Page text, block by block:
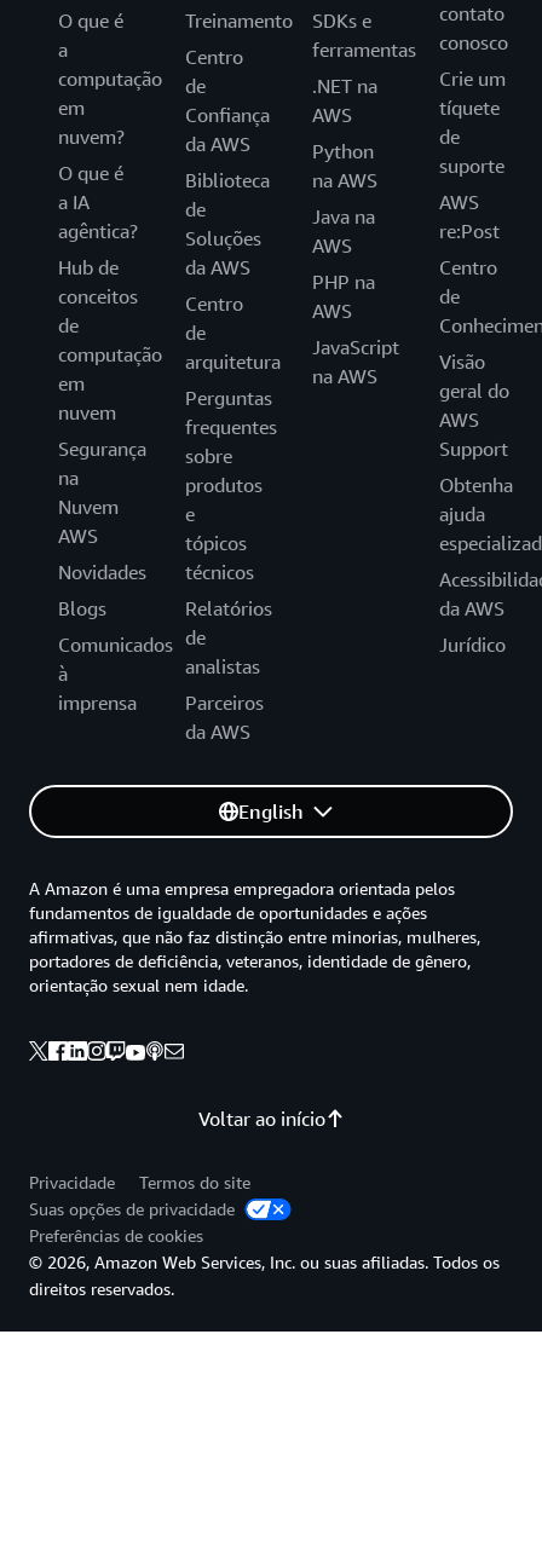
O que é
a
computação
em
nuvem?
O que é
a IA
agêntica?
Hub de
conceitos
de
computação
em
nuvem
Segurança
na
Nuvem
AWS
Novidades
Blogs
Comunicados
à
imprensa
Treinamento
Centro
de
Confiança
da AWS
Biblioteca
de
Soluções
da AWS
Centro
de
arquitetura
Perguntas
frequentes
sobre
produtos
e
tópicos
técnicos
Relatórios
de
analistas
Parceiros
da AWS
SDKs e
ferramentas
.NET na
AWS
Python
na AWS
Java na
AWS
PHP na
AWS
JavaScript
na AWS
contato
conosco
Crie um
tíquete
de
suporte
AWS
re:Post
Centro
de
Visão
geral do
AWS
Support
Obtenha
ajuda
da AWS
Jurídico
English
Voltar ao início
A Amazon é uma empresa empregadora orientada pelos
fundamentos de igualdade de oportunidades e ações
afirmativas, que não faz distinção entre minorias, mulheres,
portadores de deficiência, veteranos, identidade de gênero,
orientação sexual nem idade.
Privacidade
Termos do site
Suas opções de privacidade
Preferências de cookies
© 2026, Amazon Web Services, Inc. ou suas afiliadas. Todos os
direitos reservados.